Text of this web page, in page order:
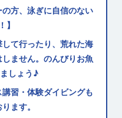
方、泳ぎに自信のない
】
て行ったり、荒れた海
ません。のんびりお魚
しょう♪
習・体験ダイビングも
ます。